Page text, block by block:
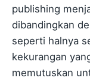
publishing
dibandingkan
seperti halnya
kekurangan
memutuskan